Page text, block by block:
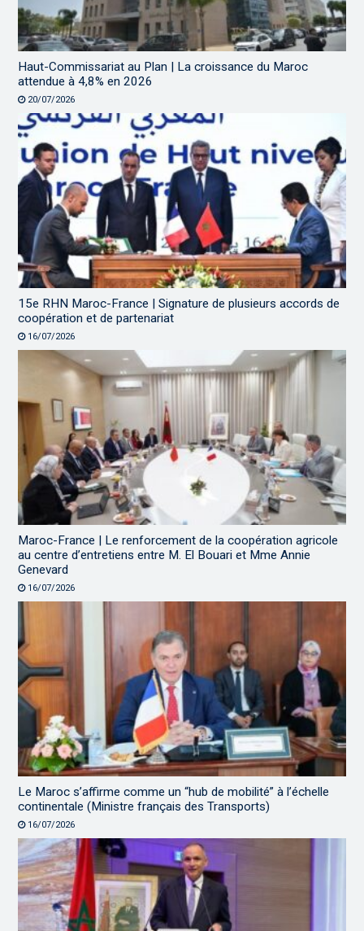
Haut-Commissariat au Plan | La croissance du Maroc
attendue à 4,8% en 2026
20/07/2026
15e RHN Maroc-France | Signature de plusieurs accords de
coopération et de partenariat
16/07/2026
Maroc-France | Le renforcement de la coopération agricole
au centre d’entretiens entre M. El Bouari et Mme Annie
Genevard
16/07/2026
Le Maroc s’affirme comme un “hub de mobilité” à l’échelle
continentale (Ministre français des Transports)
16/07/2026